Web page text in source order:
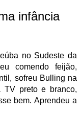
infância
no Sudeste da
comendo feijão,
sofreu Bulling na
TV preto e branco,
bem. Aprendeu a